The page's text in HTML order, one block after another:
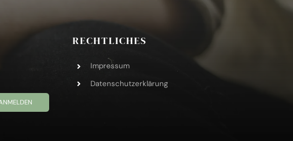
RECHTLICHES
Impressum
Datenschutzerklärung